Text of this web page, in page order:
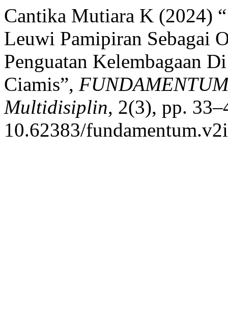
Cantika Mutiara K (2024)
Leuwi Pamipiran Sebagai
Penguatan Kelembagaan
Ciamis”,
Multidisiplin, 2(3), pp.
10.62383/